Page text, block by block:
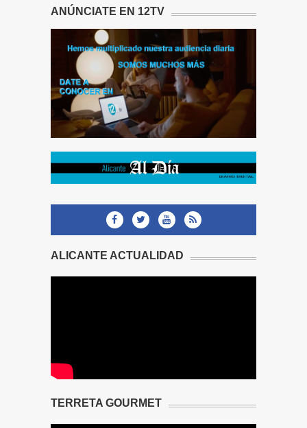
ANÚNCIATE EN 12TV
ALICANTE ACTUALIDAD
TERRETA GOURMET